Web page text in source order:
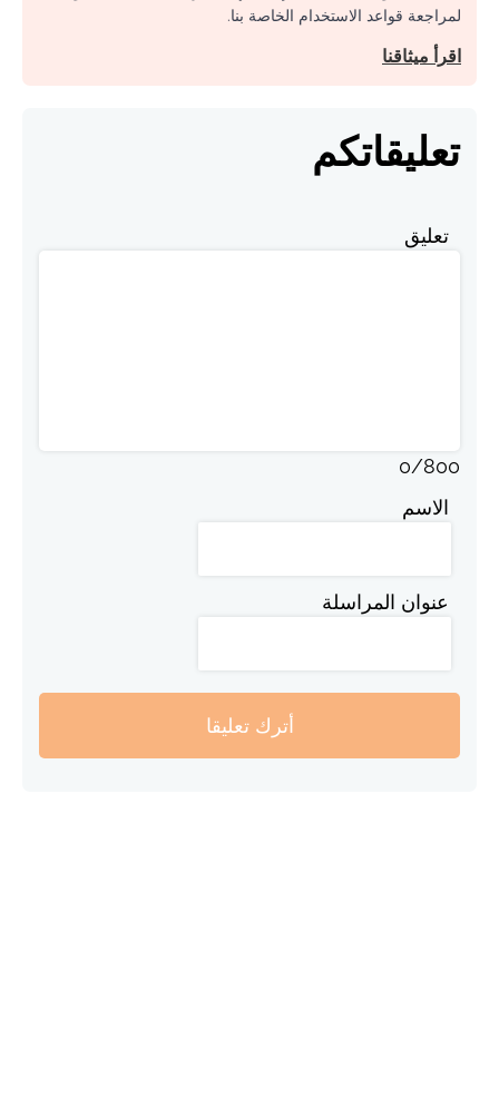
لمراجعة قواعد الاستخدام الخاصة بنا.
اقرأ ميثاقنا
تعليقاتكم
تعليق
0/800
الاسم
عنوان المراسلة
أترك تعليقا